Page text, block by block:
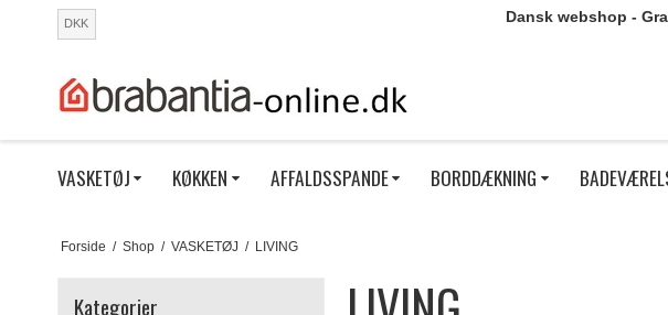
DKK Dansk webshop -
VASKETØJ KØKKEN AFFALDSSPANDE BORDDÆKNING
Forside / Shop / VASKETØJ / LIVING
Kategorier